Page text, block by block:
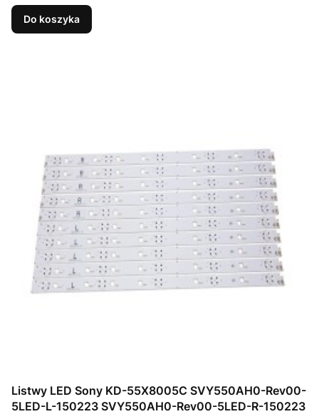
Do koszyka
Listwy LED Sony KD-55X8005C SVY550AH0-Rev00-
5LED-L-150223 SVY550AH0-Rev00-5LED-R-150223